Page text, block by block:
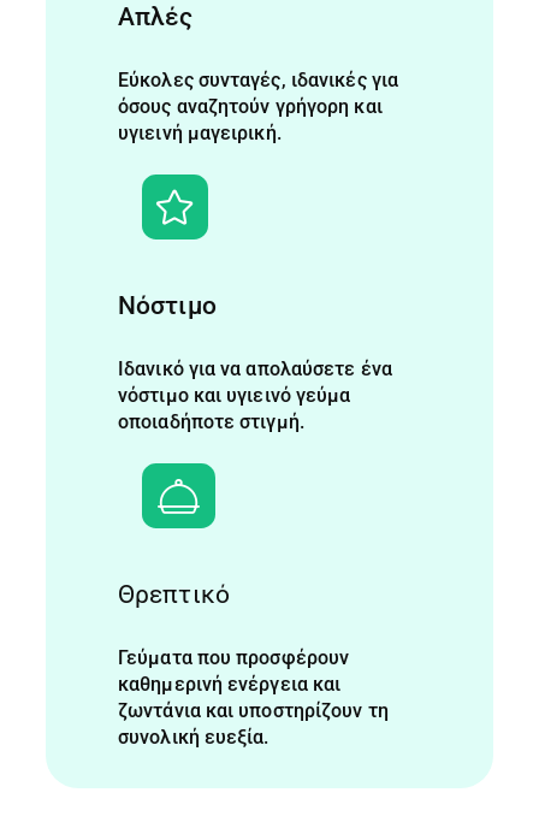
Απλές
Εύκολες συνταγές, ιδανικές για
όσους αναζητούν γρήγορη και
υγιεινή μαγειρική.
Νόστιμο
Ιδανικό για να απολαύσετε ένα
νόστιμο και υγιεινό γεύμα
οποιαδήποτε στιγμή.
Θρεπτικό
Γεύματα που προσφέρουν
καθημερινή ενέργεια και
ζωντάνια και υποστηρίζουν τη
συνολική ευεξία.